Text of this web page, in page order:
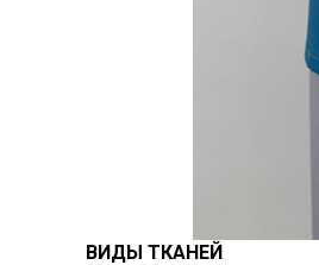
ВИДЫ ТКАНЕЙ